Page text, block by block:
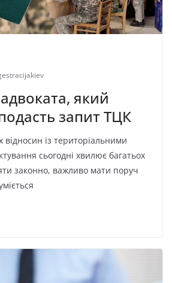
який
запит ТЦК
із територіальними
сьогодні хвилює багатьох
законно, важливо мати поруч